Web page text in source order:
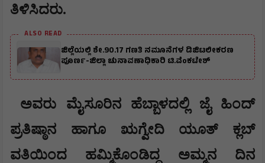
ತಿಳಿಸಿದರು.
ALSO READ
ಜಿಲ್ಲೆಯಲ್ಲಿ ಶೇ.90.17 ಗಣತಿ ನಮೂನೆಗಳ ಡಿಜಿಟಲೀಕರಣ
ಪೂರ್ಣ-ಜಿಲ್ಲಾ ಚುನಾವಣಾಧಿಕಾರಿ ಟಿ.ವೆಂಕಟೇಶ್
ಅವರು ಮೈಸೂರಿನ ಹೆಬ್ಬಾಳದಲ್ಲಿ ಜೈ ಹಿಂದ್
ಪ್ರತಿಷ್ಠಾನ ಹಾಗೂ ಋಗ್ವೇದಿ ಯೂತ್ ಕ್ಲಬ್
ವತಿಯಿಂದ ಹಮ್ಮಿಕೊಂಡಿದ್ದ ಅಮ್ಮನ ದಿನ